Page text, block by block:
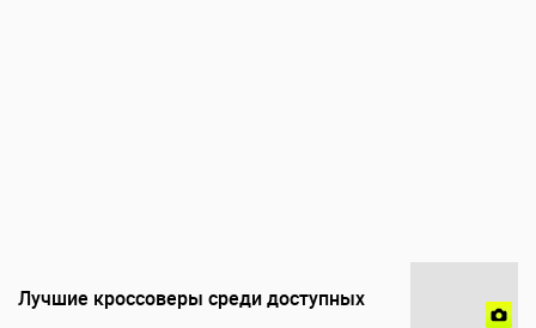
Лучшие кроссоверы среди доступных